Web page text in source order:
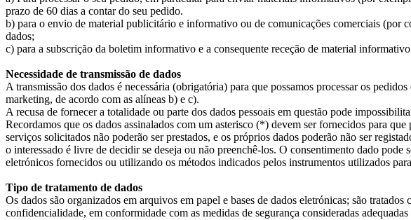
prazo de 60 dias a contar do seu pedido.
b) para o envio de material publicitário e informativo ou de comunicações comerciais (por
dados;
c) para a subscrição da boletim informativo e a consequente receção de material
Necessidade de transmissão de dados
A transmissão dos dados é necessária (obrigatória) para que possamos processar os
marketing, de acordo com as alíneas b) e c).
A recusa de fornecer a totalidade ou parte dos dados pessoais em questão pode
Recordamos que os dados assinalados com um asterisco (*) devem ser fornecidos para
serviços solicitados não poderão ser prestados, e os próprios dados poderão não ser
o interessado é livre de decidir se deseja ou não preenchê-los. O consentimento dado
eletrónicos fornecidos ou utilizando os métodos indicados pelos instrumentos utilizados
Tipo de tratamento de dados
Os dados são organizados em arquivos em papel e bases de dados eletrónicas; são
confidencialidade, em conformidade com as medidas de segurança consideradas